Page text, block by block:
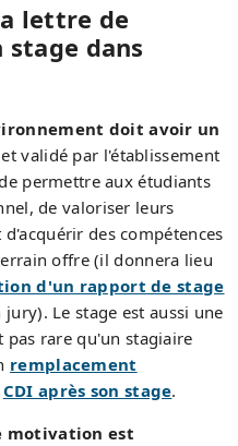
lettre de
dans
doit avoir un
validé par l'établissement
permettre aux étudiants
de valoriser leurs
des compétences
offre (il donnera lieu
d'un rapport de stage
Le stage est aussi une
pas rare qu'un stagiaire
remplacement
CDI après son stage.
motivation est